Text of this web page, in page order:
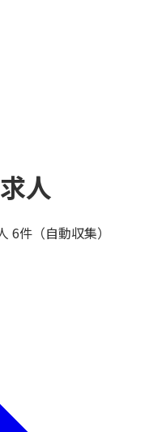
求人
6件（自動収集）